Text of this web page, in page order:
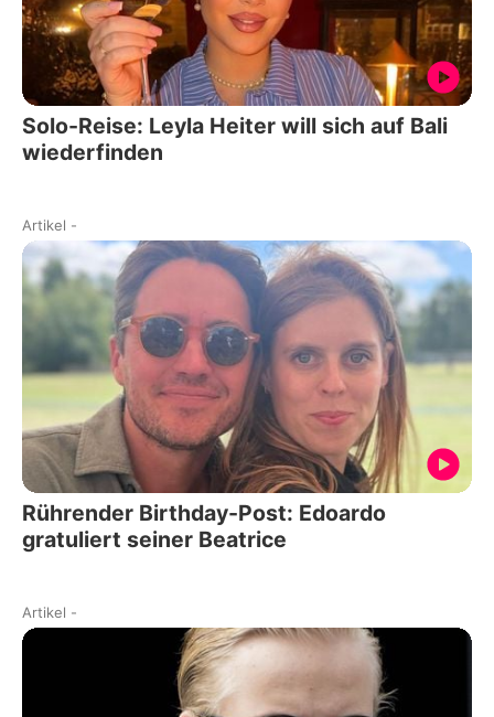
Solo-Reise: Leyla Heiter will sich auf Bali
wiederfinden
Artikel -
Rührender Birthday-Post: Edoardo
gratuliert seiner Beatrice
Artikel -